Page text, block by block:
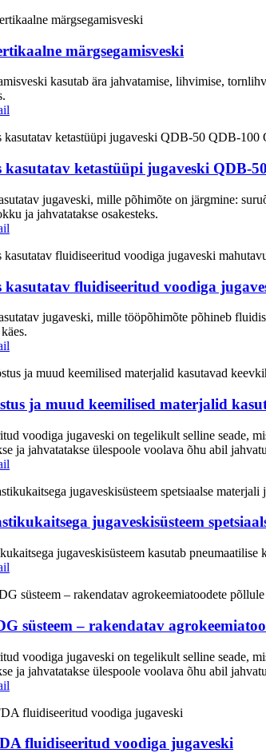
märgsegamisveski
kasutab ära jahvatamise, lihvimise,
ketastüüpi jugaveski QDB-
jugaveski, mille põhimõte on järgmine:
ja jahvatatakse osakesteks.
fluidiseeritud voodiga
jugaveski, mille tööpõhimõte põhineb
ja muud keemilised materjalid
voodiga jugaveski on tegelikult selline seade,
ja jahvatatakse ülespoole voolava õhu abil
jugaveskisüsteem
jugaveskisüsteem kasutab
süsteem – rakendatav
voodiga jugaveski on tegelikult selline seade,
ja jahvatatakse ülespoole voolava õhu abil
fluidiseeritud voodiga jugaveski